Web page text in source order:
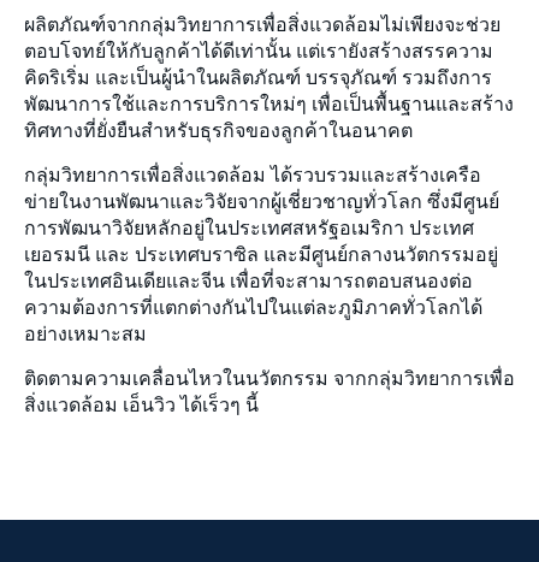
ผลิตภัณฑ์จากกลุ่มวิทยาการเพื่อสิ่งแวดล้อมไม่เพียงจะช่วย
ตอบโจทย์ให้กับลูกค้าได้ดีเท่านั้น แต่เรายังสร้างสรรความ
คิดริเริ่ม และเป็นผู้นำในผลิตภัณฑ์ บรรจุภัณฑ์ รวมถึงการ
พัฒนาการใช้และการบริการใหม่ๆ เพื่อเป็นพื้นฐานและสร้าง
ทิศทางที่ยั่งยืนสำหรับธุรกิจของลูกค้าในอนาคต
กลุ่มวิทยาการเพื่อสิ่งแวดล้อม ได้รวบรวมและสร้างเครือ
ข่ายในงานพัฒนาและวิจัยจากผู้เชี่ยวชาญทั่วโลก ซึ่งมีศูนย์
การพัฒนาวิจัยหลักอยู่ในประเทศสหรัฐอเมริกา ประเทศ
เยอรมนี และ ประเทศบราซิล และมีศูนย์กลางนวัตกรรมอยู่
ในประเทศอินเดียและจีน เพื่อที่จะสามารถตอบสนองต่อ
ความต้องการที่แตกต่างกันไปในแต่ละภูมิภาคทั่วโลกได้
อย่างเหมาะสม
ติดตามความเคลื่อนไหวในนวัตกรรม จากกลุ่มวิทยาการเพื่อ
สิ่งแวดล้อม เอ็นวิว ได้เร็วๆ นี้